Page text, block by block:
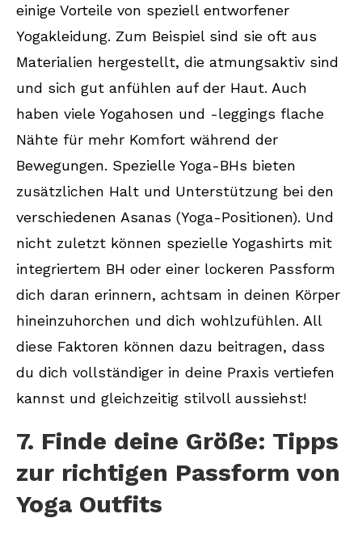
einige Vorteile von speziell entworfener
Yogakleidung. Zum Beispiel sind sie oft aus
Materialien hergestellt, die atmungsaktiv sind
und sich gut anfühlen auf der Haut. Auch
haben viele Yogahosen und -leggings flache
Nähte für mehr Komfort während der
Bewegungen. Spezielle Yoga-BHs bieten
zusätzlichen Halt und Unterstützung bei den
verschiedenen Asanas (Yoga-Positionen). Und
nicht zuletzt können spezielle Yogashirts mit
integriertem BH oder einer lockeren Passform
dich daran erinnern, achtsam in deinen Körper
hineinzuhorchen und dich wohlzufühlen. All
diese Faktoren können dazu beitragen, dass
du dich vollständiger in deine Praxis vertiefen
kannst und gleichzeitig stilvoll aussiehst!
7. Finde deine Größe: Tipps
zur richtigen Passform von
Yoga Outfits